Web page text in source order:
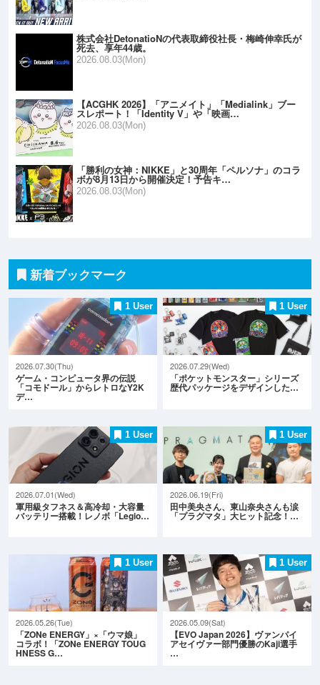
株式会社DetonatioNの代表取締役社長・梅崎伸幸氏が
死去、享年44歳。
2026.08.03(Mon)
【ACGHK 2026】「アニメイト」「Medialink」ブー
スレポート！「Identity V」や「映画…
2026.08.03(Mon)
「勝利の女神：NIKKE」と30周年「ペルソナ」のコラ
ボが8月13日から開催決定！予告キ…
2026.08.03(Mon)
新着ブックマーク
1 User
2026.07.30(Thu)
ゲーム・コンピュータ界の伝説
「コモドール」からレトロなY2K
デ…
1 User
2026.07.29(Wed)
「ポケットモンスター」シリーズ
歴代パッケージをデザインした…
1 User
2026.07.01(Wed)
軍用級タフネス＆高冷却・大容量
バッテリー搭載！レノボ「Legio…
1 User
2026.06.19(Fri)
田中美央さん、東山奈央さんも涙
「プラグマタ」大ヒット記念！…
1 User
2026.05.26(Tue)
「ZONe ENERGY」×「ウマ娘」
コラボ！「ZONe ENERGY TOUG
HNESS G…
1 User
2026.05.09(Sat)
【EVO Japan 2026】ヴァンパイ
アセイヴァー部門優勝のKaji選手
…